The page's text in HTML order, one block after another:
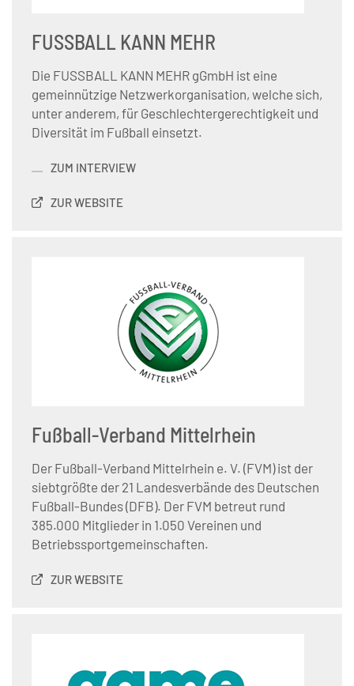
FUSSBALL KANN MEHR
Die FUSSBALL KANN MEHR gGmbH ist eine
gemeinnützige Netzwerkorganisation, welche sich,
unter anderem, für Geschlechtergerechtigkeit und
Diversität im Fußball einsetzt.
ZUM INTERVIEW
ZUR WEBSITE
Fußball-Verband Mittelrhein
Der Fußball-Verband Mittelrhein e. V. (FVM) ist der
siebtgrößte der 21 Landesverbände des Deutschen
Fußball-Bundes (DFB). Der FVM betreut rund
385.000 Mitglieder in 1.050 Vereinen und
Betriebssportgemeinschaften.
ZUR WEBSITE